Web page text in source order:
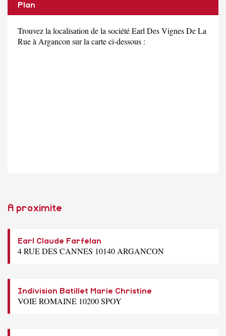
Plan
Trouvez la localisation de la société Earl Des Vignes De La
Rue à Argancon sur la carte ci-dessous :
A proximite
Earl Claude Farfelan
4 RUE DES CANNES 10140 ARGANCON
Indivision Batillet Marie Christine
VOIE ROMAINE 10200 SPOY